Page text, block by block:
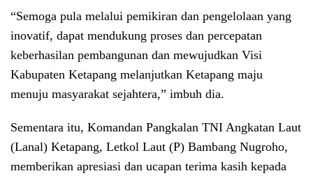
“Semoga pula melalui pemikiran dan pengelolaan yang
inovatif, dapat mendukung proses dan percepatan
keberhasilan pembangunan dan mewujudkan Visi
Kabupaten Ketapang melanjutkan Ketapang maju
menuju masyarakat sejahtera,” imbuh dia.
Sementara itu, Komandan Pangkalan TNI Angkatan Laut
(Lanal) Ketapang, Letkol Laut (P) Bambang Nugroho,
memberikan apresiasi dan ucapan terima kasih kepada